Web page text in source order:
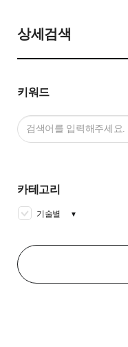
상세검색
키워드
카테고리
기술별 ▼